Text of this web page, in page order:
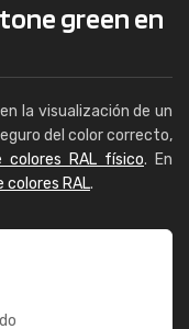
green en
la visualización de un
del color correcto,
colores RAL físico. En
RAL.